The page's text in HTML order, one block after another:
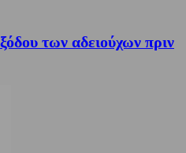
των αδειούχων πριν